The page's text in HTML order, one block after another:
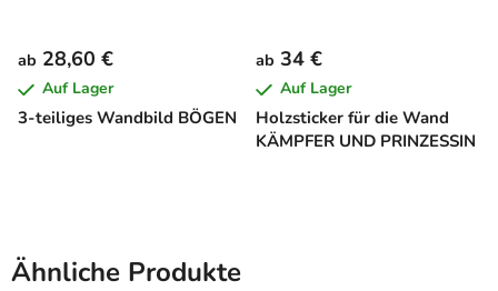
3-teiliges Wandbild BÖGEN
ab 28,60 €
Auf Lager
Holzsticker für die Wand
KÄMPFER UND PRINZESSIN
ab 34 €
Auf Lager
Ähnliche Produkte